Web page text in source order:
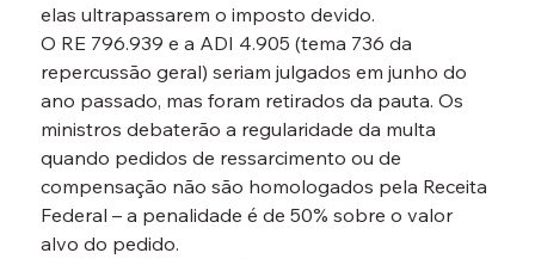
elas ultrapassarem o imposto devido.
O RE 796.939 e a ADI 4.905 (tema 736 da
repercussão geral) seriam julgados em junho do
ano passado, mas foram retirados da pauta. Os
ministros debaterão a regularidade da multa
quando pedidos de ressarcimento ou de
compensação não são homologados pela Receita
Federal – a penalidade é de 50% sobre o valor
alvo do pedido.